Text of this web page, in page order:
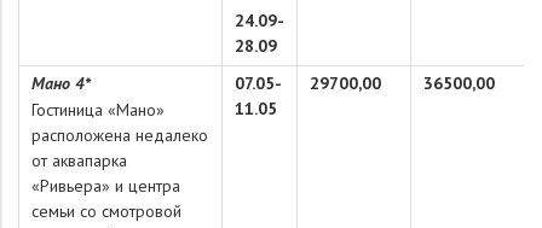
24.09-
28.09
Мано 4*
Гостиница «Мано»
расположена недалеко
от аквапарка
«Ривьера» и центра
семьи со смотровой
07.05-
11.05
29700,00 36500,00